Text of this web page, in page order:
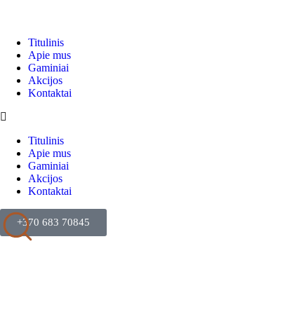
Titulinis
Apie mus
Gaminiai
Akcijos
Kontaktai
Titulinis
Apie mus
Gaminiai
Akcijos
Kontaktai
+370 683 70845